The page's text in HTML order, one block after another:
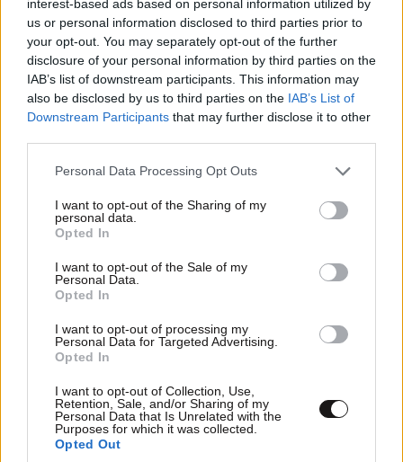
interest-based ads based on personal information utilized by
us or personal information disclosed to third parties prior to
your opt-out. You may separately opt-out of the further
disclosure of your personal information by third parties on the
IAB’s list of downstream participants. This information may
also be disclosed by us to third parties on the IAB’s List of
Downstream Participants that may further disclose it to other
Please note that this website/app uses one or more Google
not limited to your visit or usage behaviour. You may click to
grant or deny consent to Google and its third-party tags to
use your data for below specified purposes in below Google
consent section.
Personal Data Processing Opt Outs
I want to opt-out of the Sharing of my
personal data.
Opted In
I want to opt-out of the Sale of my
Personal Data.
Opted In
I want to opt-out of processing my
Personal Data for Targeted Advertising.
Opted In
I want to opt-out of Collection, Use,
Retention, Sale, and/or Sharing of my
Personal Data that Is Unrelated with the
Purposes for which it was collected.
Opted Out